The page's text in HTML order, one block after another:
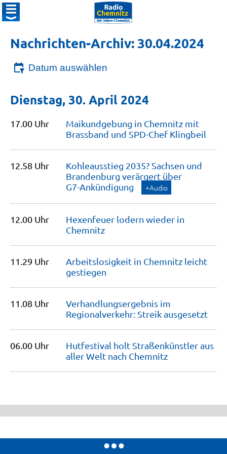
Nachrichten-Archiv: 30.04.2024
Datum auswählen
Dienstag, 30. April 2024
17.00 Uhr
Maikundgebung in Chemnitz mit
Brassband und SPD-Chef Klingbeil
12.58 Uhr
Kohleausstieg 2035? Sachsen und
Brandenburg verärgert über
G7-Ankündigung
+Audio
12.00 Uhr
Hexenfeuer lodern wieder in
Chemnitz
11.29 Uhr
Arbeitslosigkeit in Chemnitz leicht
gestiegen
11.08 Uhr
Verhandlungsergebnis im
Regionalverkehr: Streikausgesetzt
06.00 Uhr
Hutfestival holt Straßenkünstler aus
aller Welt nach Chemnitz